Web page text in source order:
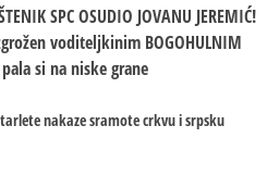
SPC OSUDIO JOVANU JEREMIĆ!
voditeljkinim BOGOHULNIM
si na niske grane
nakaze sramote crkvu i srpsku